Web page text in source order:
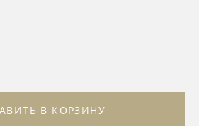
В КОРЗИНУ